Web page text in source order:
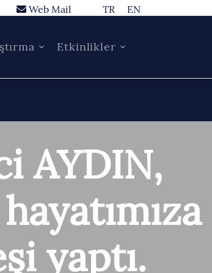
Web Mail TR EN
Etkinlikler
AYDIN,
yaptı.